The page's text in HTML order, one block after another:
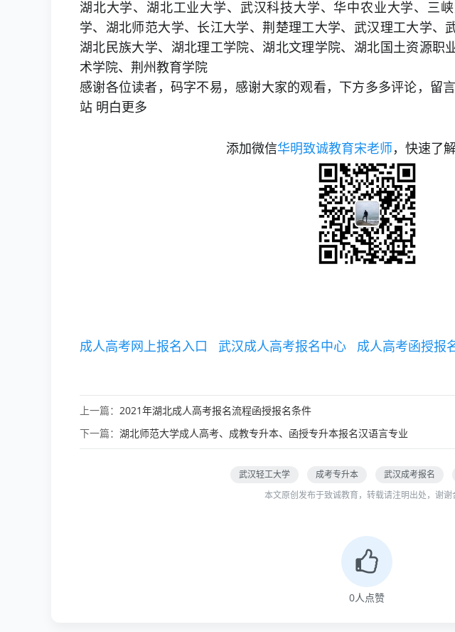
湖北大学、湖北工业大学、武汉科技大学、华中农业大学、三
学、湖北师范大学、长江大学、荆楚理工大学、武汉理工大学、
湖北民族大学、湖北理工学院、湖北文理学院、湖北国土资源职
术学院、荆州教育学院
感谢各位读者，码字不易，感谢大家的观看，下方多多评论，留
站 明白更多
添加微信华明致诚教育宋老师 ，快速了
成人高考网上报名入口 武汉成人高考报名中心 成人高考函授报
上一篇： 2021年湖北成人高考报名流程函授报名条件
下一篇： 湖北师范大学成人高考、成教专升本、函授专升本报名汉语言专业
武汉轻工大学 成考专升本 武汉成考报名
本文原创发布于致诚教育，转载请注明出处，谢谢
0人点赞